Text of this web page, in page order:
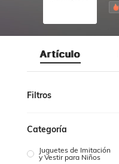
Artículo
Filtros
Categoría
Juguetes de Imitación
y Vestir para Niños